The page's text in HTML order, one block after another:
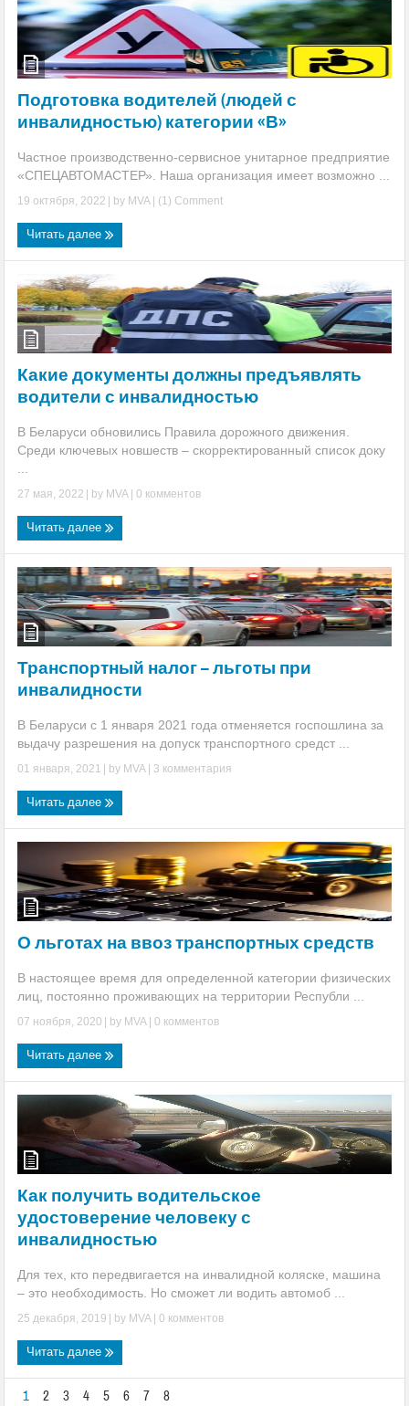
Подготовка водителей (людей с
инвалидностью) категории «В»
Частное производственно-сервисное унитарное предприятие
«СПЕЦАВТОМАСТЕР». Наша организация имеет возможно ...
19 октября, 2022 | by MVA (1) Comment
Читать далее
Какие документы должны предъявлять
водители с инвалидностью
В Беларуси обновились Правила дорожного движения.
Среди ключевых новшеств – скорректированный список доку
...
27 мая, 2022 | by MVA 0 комментов
Читать далее
Транспортный налог – льготы при
инвалидности
В Беларуси с 1 января 2021 года отменяется госпошлина за
выдачу разрешения на допуск транспортного средст ...
01 января, 2021 | by MVA 3 комментария
Читать далее
О льготах на ввоз транспортных средств
В настоящее время для определенной категории физических
лиц, постоянно проживающих на территории Республи ...
07 ноября, 2020 | by MVA 0 комментов
Читать далее
Как получить водительское
удостоверение человеку с
инвалидностью
Для тех, кто передвигается на инвалидной коляске, машина
– это необходимость. Но сможет ли водить автомоб ...
25 декабря, 2019 | by MVA 0 комментов
Читать далее
1 2 3 4 5 6 7 8